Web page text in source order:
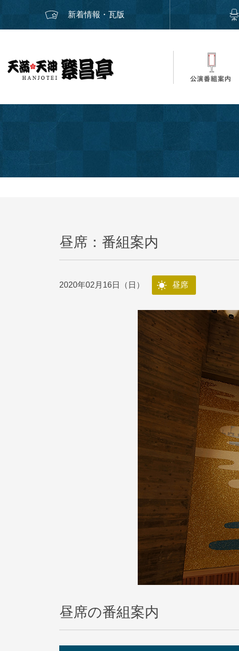
新着情報・瓦版
昼席：番組案内
2020年02月16日（日） 昼席
昼席の番組案内